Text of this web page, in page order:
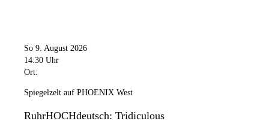
So 9. August 2026
14:30 Uhr
Ort:
Spiegelzelt auf PHOENIX West
RuhrHOCHdeutsch: Tridiculous